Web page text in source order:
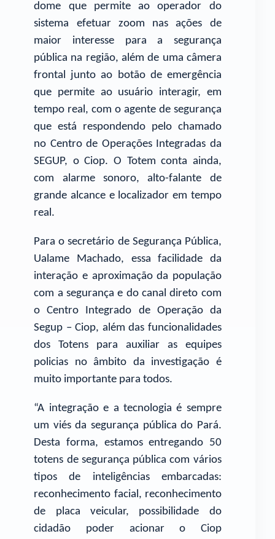
dome que permite ao operador do
sistema efetuar zoom nas ações de
maior interesse para a segurança
pública na região, além de uma câmera
frontal junto ao botão de emergência
que permite ao usuário interagir, em
tempo real, com o agente de segurança
que está respondendo pelo chamado
no Centro de Operações Integradas da
SEGUP, o Ciop. O Totem conta ainda,
com alarme sonoro, alto-falante de
grande alcance e localizador em tempo
real.
Para o secretário de Segurança Pública,
Ualame Machado, essa facilidade da
interação e aproximação da população
com a segurança e do canal direto com
o Centro Integrado de Operação da
Segup – Ciop, além das funcionalidades
dos Totens para auxiliar as equipes
policias no âmbito da investigação é
muito importante para todos.
“A integração e a tecnologia é sempre
um viés da segurança pública do Pará.
Desta forma, estamos entregando 50
totens de segurança pública com vários
tipos de inteligências embarcadas:
reconhecimento facial, reconhecimento
de placa veicular, possibilidade do
cidadão poder acionar o Ciop